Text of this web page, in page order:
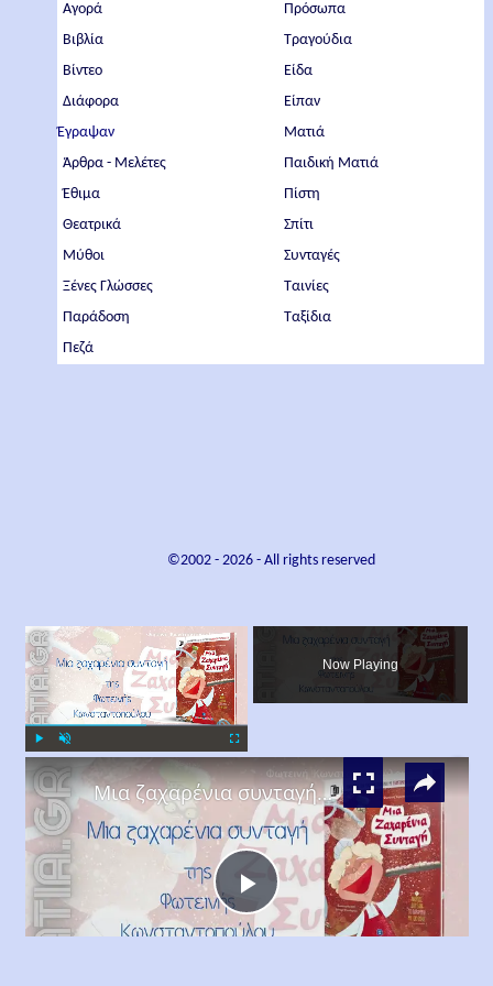
Αγορά
Βιβλία
Βίντεο
Διάφορα
Έγραψαν
Άρθρα - Μελέτες
Έθιμα
Θεατρικά
Μύθοι
Ξένες Γλώσσες
Παράδοση
Πεζά
Πρόσωπα
Τραγούδια
Είδα
Είπαν
Ματιά
Παιδική Ματιά
Πίστη
Σπίτι
Συνταγές
Ταινίες
Ταξίδια
©2002 - 2026- All rights reserved
×
Now Playing
×
Play
Μια ζαχαρένια συνταγή, Φωτεινή Κωνσταντοπούλου